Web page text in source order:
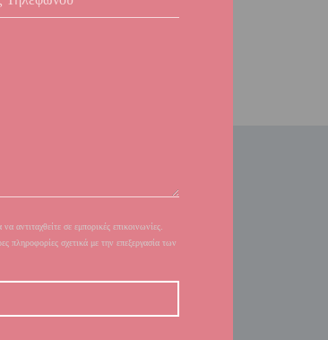
αντιταχθείτε σε εμπορικές επικοινωνίες.
πληροφορίες σχετικά με την επεξεργασία των